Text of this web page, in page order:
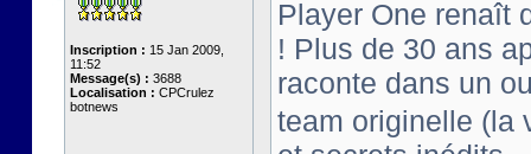
Inscription : 15 Jan 2009,
11:52
Message(s) : 3688
Localisation : CPCrulez
botnews
Player One renaît
! Plus de 30 ans
raconte dans un
team originelle (la